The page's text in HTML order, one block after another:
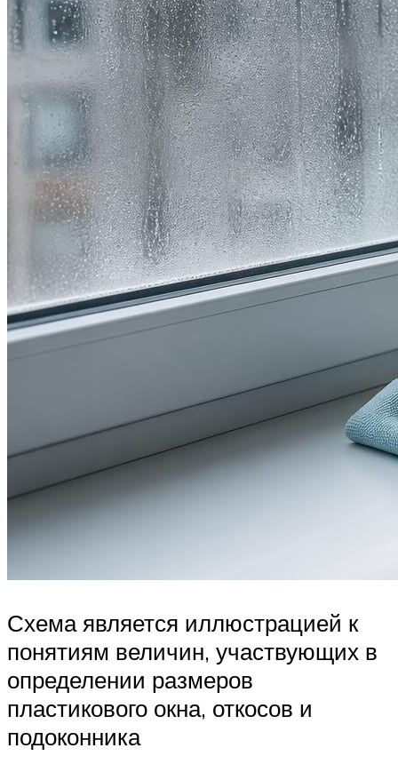
Схема является иллюстрацией к
понятиям величин, участвующих в
определении размеров
пластикового окна, откосов и
подоконника